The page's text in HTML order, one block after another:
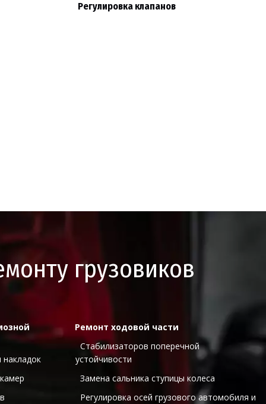
Регулировка клапанов
грузовиков
накладок
Ремонт ходовой части
устойчивости
  Замена сальника ступицы колеса